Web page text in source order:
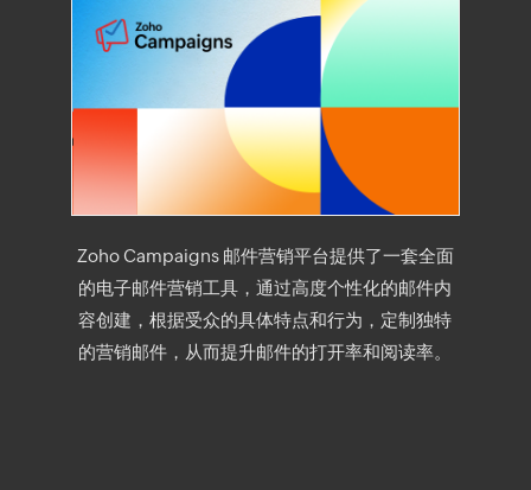
Zoho Campaigns 邮件营销平台提供了一套全面
的电子邮件营销工具，通过高度个性化的邮件内
容创建，根据受众的具体特点和行为，定制独特
的营销邮件，从而提升邮件的打开率和阅读率。